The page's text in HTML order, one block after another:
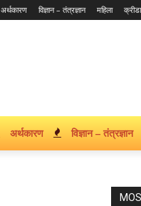
अर्थकारण विज्ञान – तंत्रज्ञान महिला क्रीडा
अर्थकारण विज्ञान – तंत्रज्ञान